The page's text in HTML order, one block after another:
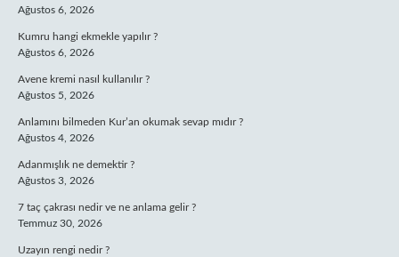
Ağustos 6, 2026
Kumru hangi ekmekle yapılır ?
Ağustos 6, 2026
Avene kremi nasıl kullanılır ?
Ağustos 5, 2026
Anlamını bilmeden Kur’an okumak sevap mıdır ?
Ağustos 4, 2026
Adanmışlık ne demektir ?
Ağustos 3, 2026
7 taç çakrası nedir ve ne anlama gelir ?
Temmuz 30, 2026
Uzayın rengi nedir ?